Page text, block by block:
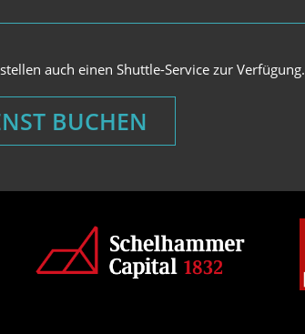
auch einen Shuttle-Service zur Verfügung.
BUCHEN